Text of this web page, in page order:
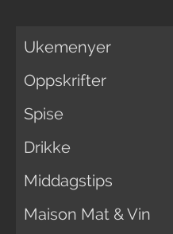
Ukemenyer
Oppskrifter
Spise
Drikke
Middagstips
Maison Mat & Vin